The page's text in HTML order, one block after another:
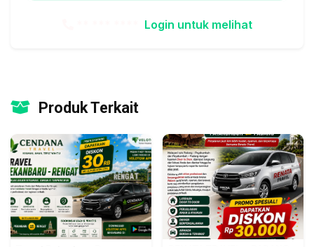
Login untuk melihat
Produk Terkait